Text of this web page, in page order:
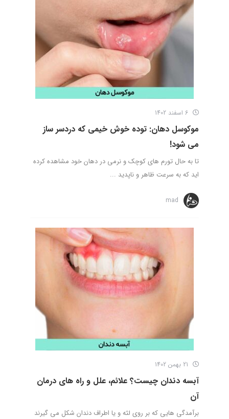
موکوسل دهان: توده خوش خیمی که دردسر ساز
می شود!
تا به حال تورم های کوچک و نرمی در دهان خود مشاهده کرده
اید که به سرعت ظاهر و ناپدید ...
mad
آبسه دندان چیست؟ علائم، علل و راه های درمان
آن
برآمدگی هایی که بر روی لثه و یا اطراف دندان شکل می گیرند